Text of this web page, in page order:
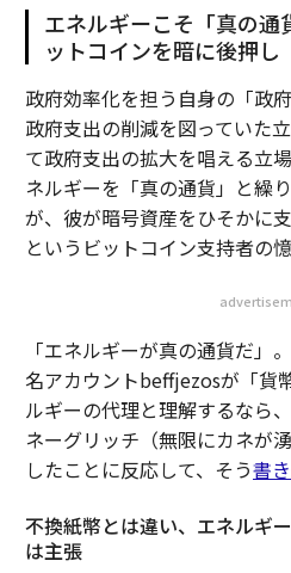
エネルギーこそ「真の通
ットコインを暗に後押し
政府効率化を担う自身の「政
政府支出の削減を図っていた
て政府支出の拡大を唱える立
ネルギーを「真の通貨」と繰
が、彼が暗号資産をひそかに
というビットコイン支持者の
「エネルギーが真の通貨だ」
名アカウントbeffjezosが「貨
ルギーの代理と理解するなら
ネーグリッチ（無限にカネが
したことに反応して、そう書
不換紙幣とは違い、エネルギ
は主張